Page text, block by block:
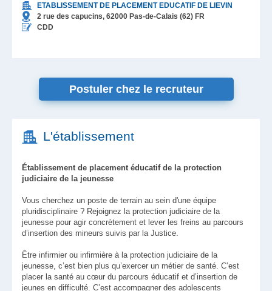
ETABLISSEMENT DE PLACEMENT EDUCATIF DE LIEVIN
2 rue des capucins, 62000 Pas-de-Calais (62) FR
CDD
Postuler chez le recruteur
L'établissement
Établissement de placement éducatif de la protection
judiciaire de la jeunesse
Vous cherchez un poste de terrain au sein d'une équipe
pluridisciplinaire ? Rejoignez la protection judiciaire de la
jeunesse pour agir concrètement et lever les freins au parcours
d’insertion des mineurs suivis par la Justice.
Être infirmier ou infirmière à la protection judiciaire de la
jeunesse, c’est bien plus qu’exercer un métier de santé. C’est
placer la santé au cœur du parcours éducatif et d’insertion de
jeunes en difficulté. C’est accompagner des adolescents